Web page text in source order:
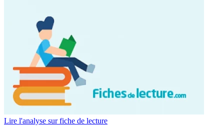
Lire l'analyse sur fiche de lecture